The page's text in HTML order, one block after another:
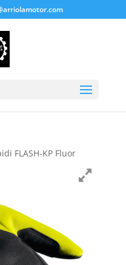
FLASH-KP Fluor